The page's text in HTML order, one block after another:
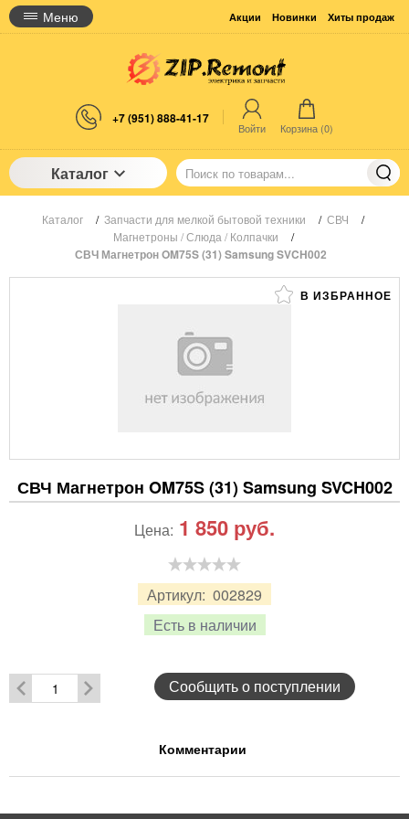
Меню Акции Новинки Хиты продаж
+7 (951) 888-41-17
Войти Корзина (0)
Каталог
Каталог / Запчасти для мелкой бытовой техники / СВЧ
/
Магнетроны / Слюда / Колпачки
/
СВЧ Магнетрон OM75S (31) Samsung SVCH002
В ИЗБРАННОЕ
СВЧ Магнетрон OM75S (31) Samsung SVCH002
Артикул: 002829
Есть в наличии
Цена: 1 850 руб.
Сообщить о поступлении
Комментарии